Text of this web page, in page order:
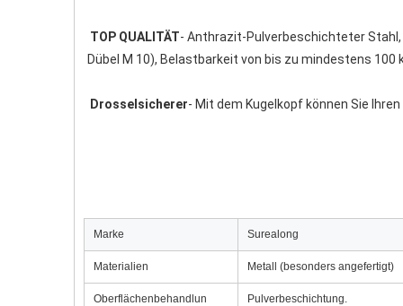
TOP QUALITÄT- Anthrazit-Pulverbeschichteter Stahl,
Dübel M 10), Belastbarkeit von bis zu mindestens 100
Drosselsicherer- Mit dem Kugelkopf können Sie
Marke Surealong
Materialien Metall (besonders angefertigt)
Oberflächenbehandlun
Pulverbeschichtung.